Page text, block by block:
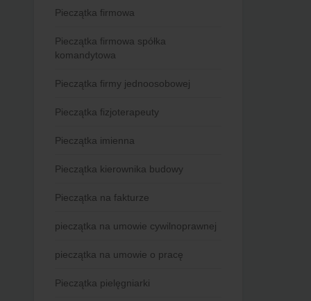
Pieczątka firmowa
Pieczątka firmowa spółka
komandytowa
Pieczątka firmy jednoosobowej
Pieczątka fizjoterapeuty
Pieczątka imienna
Pieczątka kierownika budowy
Pieczątka na fakturze
pieczątka na umowie cywilnoprawnej
pieczątka na umowie o pracę
Pieczątka pielęgniarki